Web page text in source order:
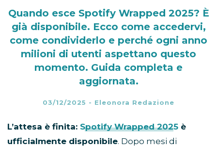
Quando esce Spotify Wrapped 2025? È
già disponibile. Ecco come accedervi,
come condividerlo e perché ogni anno
milioni di utenti aspettano questo
momento. Guida completa e
aggiornata.
03/12/2025 - Eleonora Redazione
L’attesa è finita: Spotify Wrapped 2025 è
ufficialmente disponibile. Dopo mesi di